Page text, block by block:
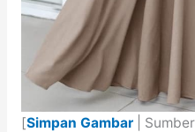
[Simpan Gambar|